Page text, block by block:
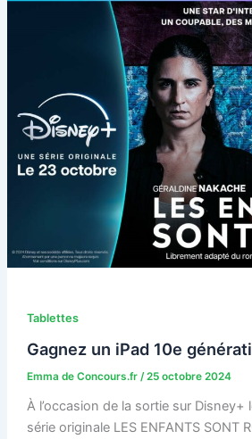
Tablettes
Gagnez un iPad 10e
Emma de Concours.fr /25 octobre 2024
À l’occasion de la sortie sur Disney+
série originale LES ENFANTS SONT